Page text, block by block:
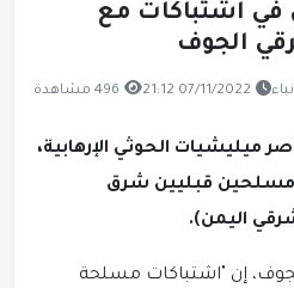
في اشتباكات مع
الجوف
07/11/2022 21:12 496 مشاهدة
ميليشيات الحوثي الإرهابية،
مسلحين قبليين شرق
اليمن).
إن "اشتباكات مسلحة